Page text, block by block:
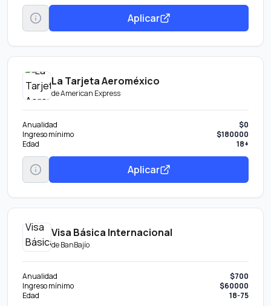
Aumentar tu línea de crédito Obtén más en tu tarjeta por tu buen
comportamiento.
Disponible Banamex Convierte parte de tu línea de crédito en efectivo
Aplicar
La Tarjeta Aeroméxico
deAmerican Express
Anualidad
$0
Ingreso mínimo
$180000
Edad
18+
Aplicar
Visa Básica Internacional
deBanBajío
Anualidad
$700
Ingreso mínimo
$60000
Edad
18-75